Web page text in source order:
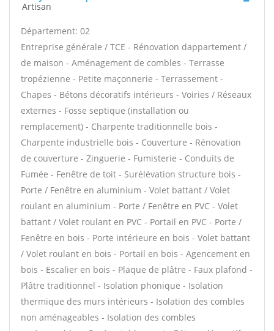
Artisan
Département: 02
Entreprise générale / TCE - Rénovation dappartement /
de maison - Aménagement de combles - Terrasse
tropézienne - Petite maçonnerie - Terrassement -
Chapes - Bétons décoratifs intérieurs - Voiries / Réseaux
externes - Fosse septique (installation ou
remplacement) - Charpente traditionnelle bois -
Charpente industrielle bois - Couverture - Rénovation
de couverture - Zinguerie - Fumisterie - Conduits de
Fumée - Fenêtre de toit - Surélévation structure bois -
Porte / Fenêtre en aluminium - Volet battant / Volet
roulant en aluminium - Porte / Fenêtre en PVC - Volet
battant / Volet roulant en PVC - Portail en PVC - Porte /
Fenêtre en bois - Porte intérieure en bois - Volet battant
/ Volet roulant en bois - Portail en bois - Agencement en
bois - Escalier en bois - Plaque de plâtre - Faux plafond -
Plâtre traditionnel - Isolation phonique - Isolation
thermique des murs intérieurs - Isolation des combles
non aménageables - Isolation des combles